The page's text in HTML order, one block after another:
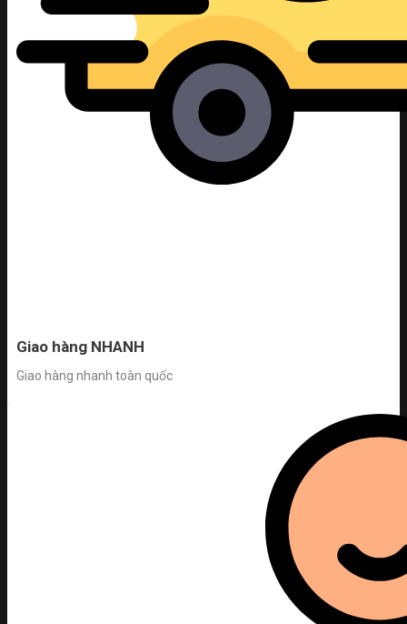
Giao hàng NHANH
Giao hàng nhanh toàn quốc